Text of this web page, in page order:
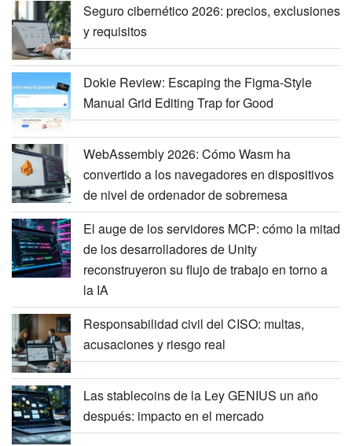
Seguro cibernético 2026: precios, exclusiones
y requisitos
Dokie Review: Escaping the Figma-Style
Manual Grid Editing Trap for Good
WebAssembly 2026: Cómo Wasm ha
convertido a los navegadores en dispositivos
de nivel de ordenador de sobremesa
El auge de los servidores MCP: cómo la mitad
de los desarrolladores de Unity
reconstruyeron su flujo de trabajo en torno a
la IA
Responsabilidad civil del CISO: multas,
acusaciones y riesgo real
Las stablecoins de la Ley GENIUS un año
después: impacto en el mercado